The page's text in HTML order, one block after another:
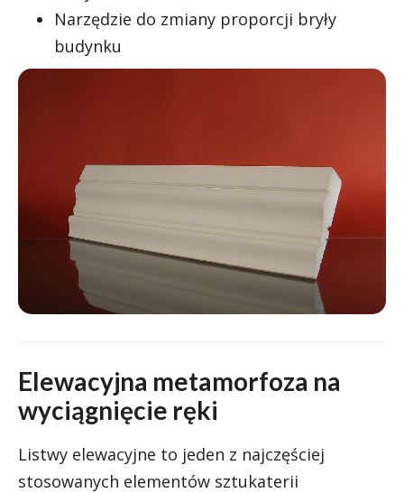
Narzędzie do zmiany proporcji bryły
budynku
Elewacyjna metamorfoza na
wyciągnięcie ręki
Listwy elewacyjne to jeden z najczęściej
stosowanych elementów sztukaterii